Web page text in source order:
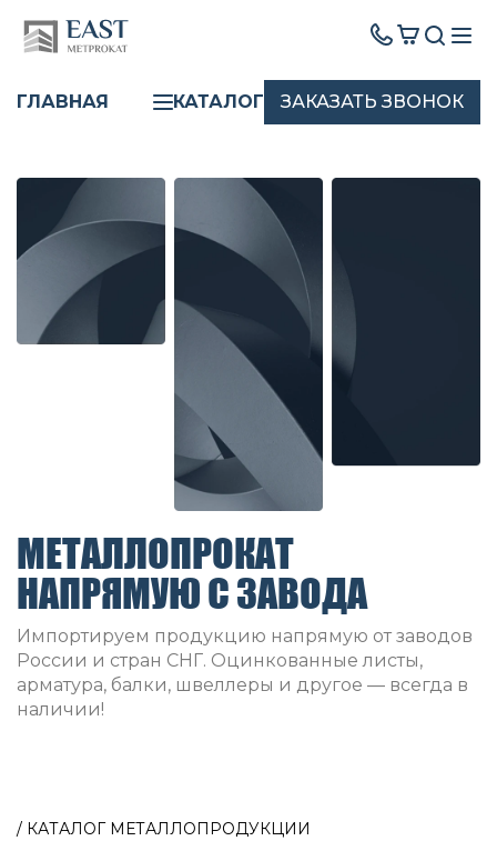
ГЛАВНАЯ КАТАЛОГ ЗАКАЗАТЬ ЗВОНОК
Импортируем продукцию напрямую от заводов
России и стран СНГ. Оцинкованные листы,
арматура, балки, швеллеры и другое — всегда в
наличии!
МЕТАЛЛОПРОКАТ
НАПРЯМУЮ С ЗАВОДА
/ КАТАЛОГ МЕТАЛЛОПРОДУКЦИИ